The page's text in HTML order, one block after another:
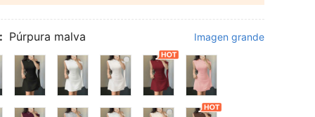
Púrpura malva Imagen grande